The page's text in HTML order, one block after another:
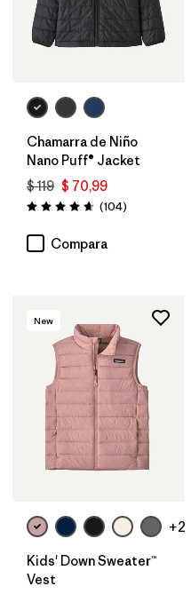
Chamarra de Niño
Nano Puff® Jacket
$ 119 $ 70,99
Valoración: 4.7 / 5
(104Comentarios
)
Compara
New
+2
Kids' Down Sweater™
Vest